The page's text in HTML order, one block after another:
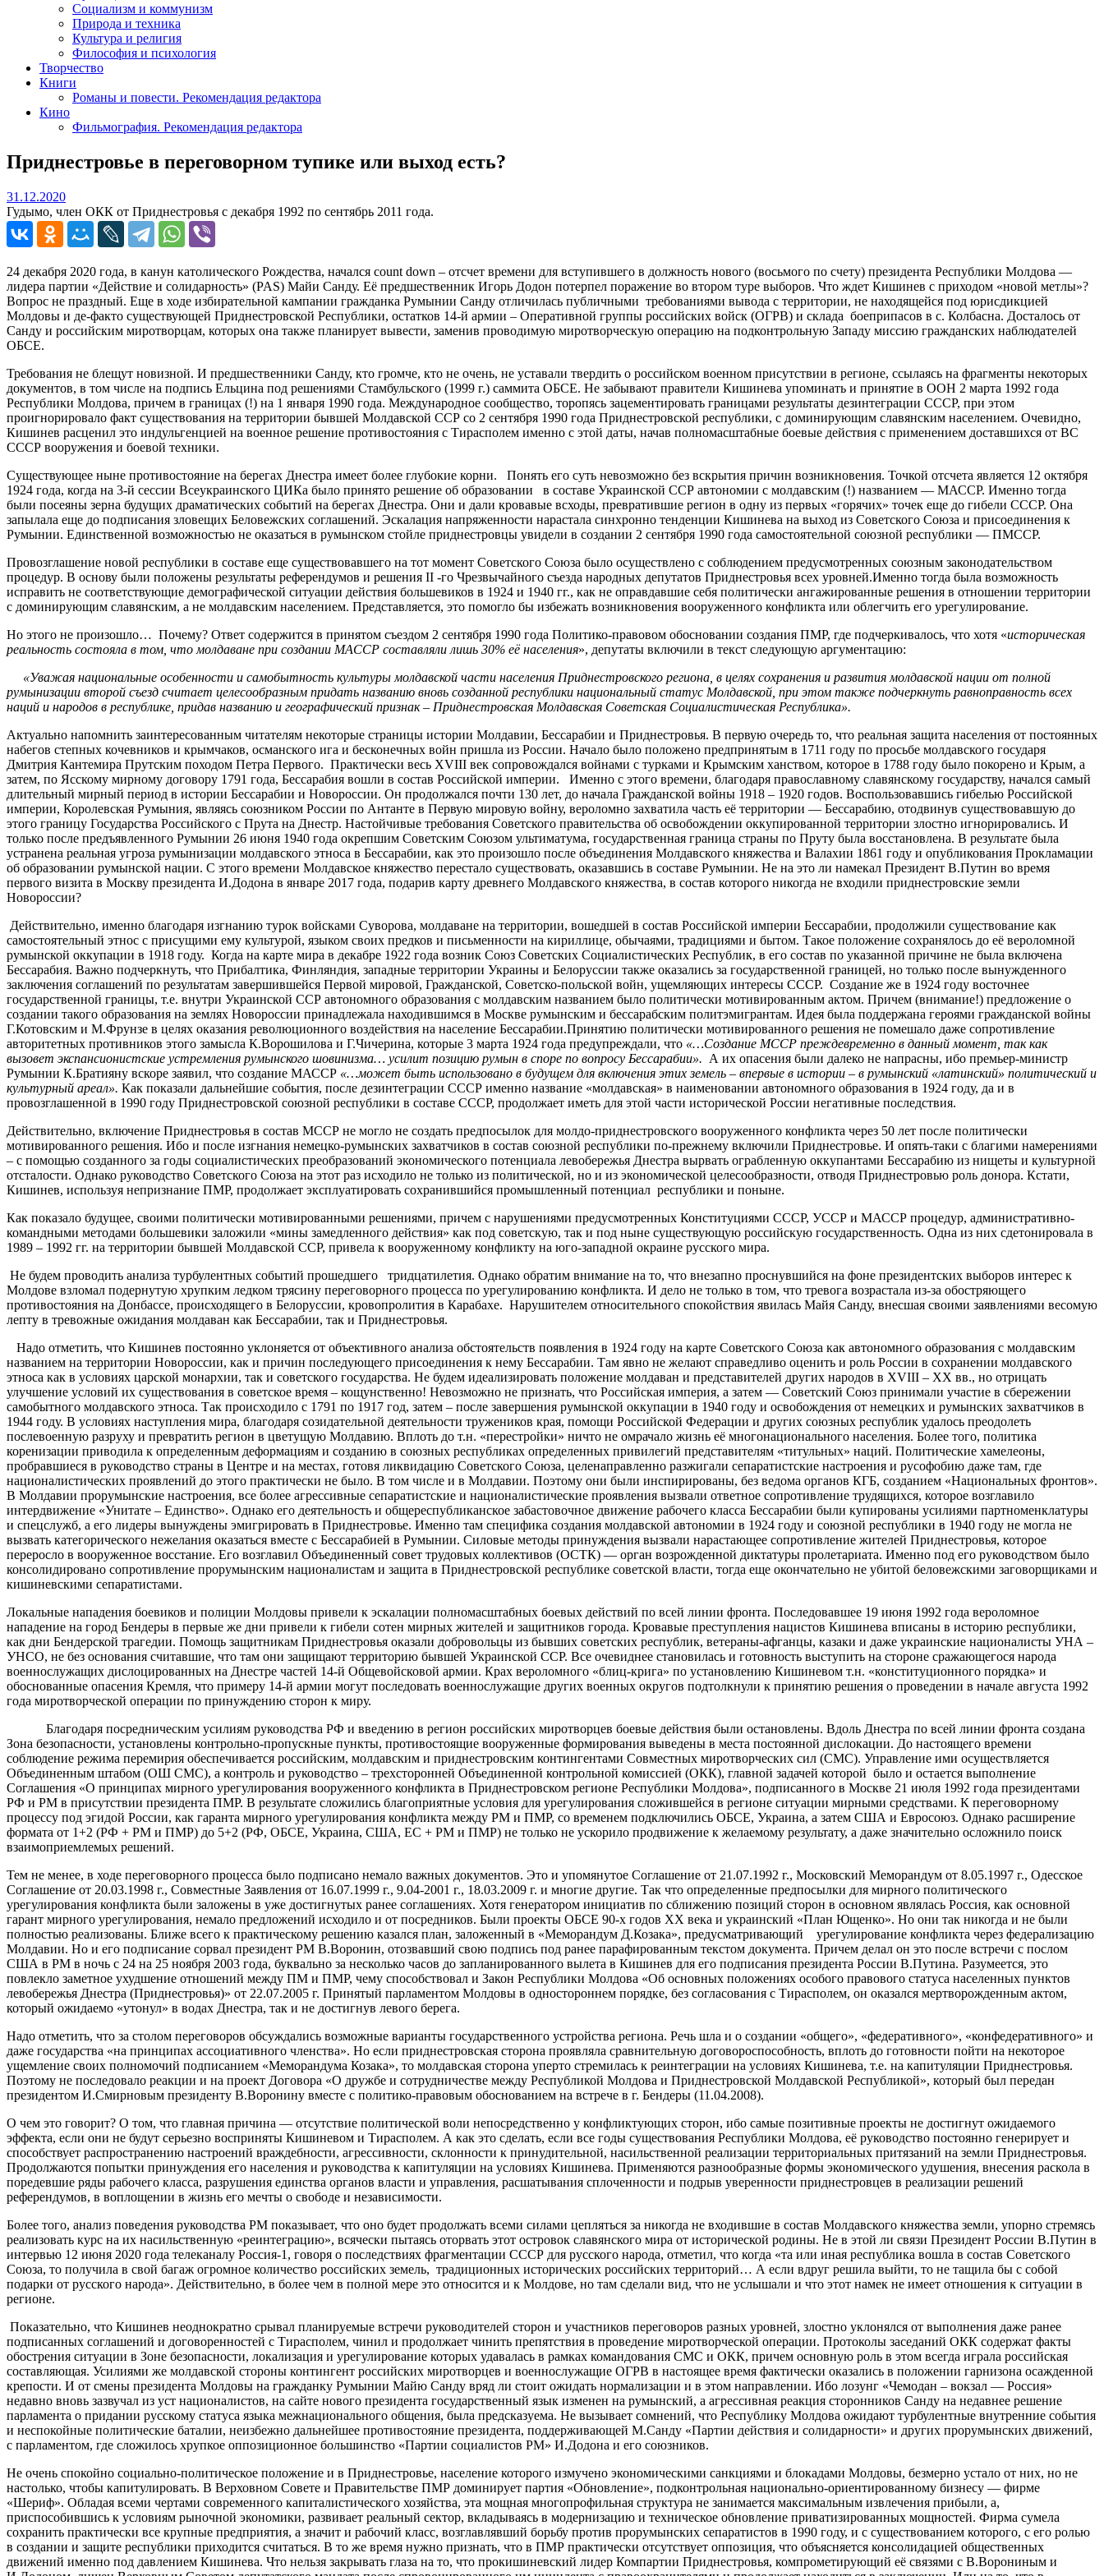
Социализм и коммунизм
Природа и техника
Культура и религия
Философия и психология
Творчество
Книги
Романы и повести. Рекомендация редактора
Кино
Фильмография. Рекомендация редактора
Приднестровье в переговорном тупике или выход есть?
31.12.202031.12.2020
Гудымо, член ОКК от Приднестровья с декабря 1992 по сентябрь 2011 года.
24 декабря 2020 года, в канун католического Рождества, начался count down – отсчет времени для вступившего в должность нового (восьмого по счету) президента Республики Молдова —
лидера партии «Действие и солидарность» (PAS) Майи Санду. Её предшественник Игорь Додон потерпел поражение во втором туре выборов. Что ждет Кишинев с приходом «новой метлы»?
Вопрос не праздный. Еще в ходе избирательной кампании гражданка Румынии Санду отличилась публичными требованиями вывода с территории, не находящейся под юрисдикцией
Молдовы и де-факто существующей Приднестровской Республики, остатков 14-й армии – Оперативной группы российских войск (ОГРВ) и склада боеприпасов в с. Колбасна. Досталось от
Санду и российским миротворцам, которых она также планирует вывести, заменив проводимую миротворческую операцию на подконтрольную Западу миссию гражданских наблюдателей
ОБСЕ.
Требования не блещут новизной. И предшественники Санду, кто громче, кто не очень, не уставали твердить о российском военном присутствии в регионе, ссылаясь на фрагменты некоторых
документов, в том числе на подпись Ельцина под решениями Стамбульского (1999 г.) саммита ОБСЕ. Не забывают правители Кишинева упоминать и принятие в ООН 2 марта 1992 года
Республики Молдова, причем в границах (!) на 1 января 1990 года. Международное сообщество, торопясь зацементировать границами результаты дезинтеграции СССР, при этом
проигнорировало факт существования на территории бывшей Молдавской ССР со 2 сентября 1990 года Приднестровской республики, с доминирующим славянским населением. Очевидно,
Кишинев расценил это индульгенцией на военное решение противостояния с Тирасполем именно с этой даты, начав полномасштабные боевые действия с применением доставшихся от ВС
СССР вооружения и боевой техники.
Существующее ныне противостояние на берегах Днестра имеет более глубокие корни. Понять его суть невозможно без вскрытия причин возникновения. Точкой отсчета является 12 октября
1924 года, когда на 3-й сессии Всеукраинского ЦИКа было принято решение об образовании в составе Украинской ССР автономии с молдавским (!) названием — МАССР. Именно тогда
были посеяны зерна будущих драматических событий на берегах Днестра. Они и дали кровавые всходы, превратившие регион в одну из первых «горячих» точек еще до гибели СССР. Она
запылала еще до подписания зловещих Беловежских соглашений. Эскалация напряженности нарастала синхронно тенденции Кишинева на выход из Советского Союза и присоединения к
Румынии. Единственной возможностью не оказаться в румынском стойле приднестровцы увидели в создании 2 сентября 1990 года самостоятельной союзной республики — ПМССР.
Провозглашение новой республики в составе еще существовавшего на тот момент Советского Союза было осуществлено с соблюдением предусмотренных союзным законодательством
процедур. В основу были положены результаты референдумов и решения II -го Чрезвычайного съезда народных депутатов Приднестровья всех уровней.Именно тогда была возможность
исправить не соответствующие демографической ситуации действия большевиков в 1924 и 1940 гг., как не оправдавшие себя политически ангажированные решения в отношении территории
с доминирующим славянским, а не молдавским населением. Представляется, это помогло бы избежать возникновения вооруженного конфликта или облегчить его урегулирование.
Но этого не произошло… Почему? Ответ содержится в принятом съездом 2 сентября 1990 года Политико-правовом обосновании создания ПМР, где подчеркивалось, что хотя «историческая
реальность состояла в том, что молдаване при создании МАССР составляли лишь 30% её населения», депутаты включили в текст следующую аргументацию:
«Уважая национальные особенности и самобытность культуры молдавской части населения Приднестровского региона, в целях сохранения и развития молдавской нации от полной
румынизации второй съезд считает целесообразным придать названию вновь созданной республики национальный статус Молдавской, при этом также подчеркнуть равноправность всех
наций и народов в республике, придав названию и географический признак – Приднестровская Молдавская Советская Социалистическая Республика».
Актуально напомнить заинтересованным читателям некоторые страницы истории Молдавии, Бессарабии и Приднестровья. В первую очередь то, что реальная защита населения от постоянных
набегов степных кочевников и крымчаков, османского ига и бесконечных войн пришла из России. Начало было положено предпринятым в 1711 году по просьбе молдавского государя
Дмитрия Кантемира Прутским походом Петра Первого. Практически весь XVIII век сопровождался войнами с турками и Крымским ханством, которое в 1788 году было покорено и Крым, а
затем, по Ясскому мирному договору 1791 года, Бессарабия вошли в состав Российской империи. Именно с этого времени, благодаря православному славянскому государству, начался самый
длительный мирный период в истории Бессарабии и Новороссии. Он продолжался почти 130 лет, до начала Гражданской войны 1918 – 1920 годов. Воспользовавшись гибелью Российской
империи, Королевская Румыния, являясь союзником России по Антанте в Первую мировую войну, вероломно захватила часть её территории — Бессарабию, отодвинув существовавшую до
этого границу Государства Российского с Прута на Днестр. Настойчивые требования Советского правительства об освобождении оккупированной территории злостно игнорировались. И
только после предъявленного Румынии 26 июня 1940 года окрепшим Советским Союзом ультиматума, государственная граница страны по Пруту была восстановлена. В результате была
устранена реальная угроза румынизации молдавского этноса в Бессарабии, как это произошло после объединения Молдавского княжества и Валахии 1861 году и опубликования Прокламации
об образовании румынской нации. С этого времени Молдавское княжество перестало существовать, оказавшись в составе Румынии. Не на это ли намекал Президент В.Путин во время
первого визита в Москву президента И.Додона в январе 2017 года, подарив карту древнего Молдавского княжества, в состав которого никогда не входили приднестровские земли
Новороссии?
Действительно, именно благодаря изгнанию турок войсками Суворова, молдаване на территории, вошедшей в состав Российской империи Бессарабии, продолжили существование как
самостоятельный этнос с присущими ему культурой, языком своих предков и письменности на кириллице, обычаями, традициями и бытом. Такое положение сохранялось до её вероломной
румынской оккупации в 1918 году. Когда на карте мира в декабре 1922 года возник Союз Советских Социалистических Республик, в его состав по указанной причине не была включена
Бессарабия. Важно подчеркнуть, что Прибалтика, Финляндия, западные территории Украины и Белоруссии также оказались за государственной границей, но только после вынужденного
заключения соглашений по результатам завершившейся Первой мировой, Гражданской, Советско-польской войн, ущемляющих интересы СССР. Создание же в 1924 году восточнее
государственной границы, т.е. внутри Украинской ССР автономного образования с молдавским названием было политически мотивированным актом. Причем (внимание!) предложение о
создании такого образования на землях Новороссии принадлежала находившимся в Москве румынским и бессарабским политэмигрантам. Идея была поддержана героями гражданской войны
Г.Котовским и М.Фрунзе в целях оказания революционного воздействия на население Бессарабии.Принятию политически мотивированного решения не помешало даже сопротивление
авторитетных противников этого замысла К.Ворошилова и Г.Чичерина, которые 3 марта 1924 года предупреждали, что «…Создание МССР преждевременно в данный момент, так как
вызовет экспансионистские устремления румынского шовинизма… усилит позицию румын в споре по вопросу Бессарабии». А их опасения были далеко не напрасны, ибо премьер-министр
Румынии К.Братияну вскоре заявил, что создание МАССР «…может быть использовано в будущем для включения этих земель – впервые в истории – в румынский «латинский» политический и
культурный ареал». Как показали дальнейшие события, после дезинтеграции СССР именно название «молдавская» в наименовании автономного образования в 1924 году, да и в
провозглашенной в 1990 году Приднестровской союзной республики в составе СССР, продолжает иметь для этой части исторической России негативные последствия.
Действительно, включение Приднестровья в состав МССР не могло не создать предпосылок для молдо-приднестровского вооруженного конфликта через 50 лет после политически
мотивированного решения. Ибо и после изгнания немецко-румынских захватчиков в состав союзной республики по-прежнему включили Приднестровье. И опять-таки с благими намерениями
– с помощью созданного за годы социалистических преобразований экономического потенциала левобережья Днестра вырвать ограбленную оккупантами Бессарабию из нищеты и культурной
отсталости. Однако руководство Советского Союза на этот раз исходило не только из политической, но и из экономической целесообразности, отводя Приднестровью роль донора. Кстати,
Кишинев, используя непризнание ПМР, продолжает эксплуатировать сохранившийся промышленный потенциал республики и поныне.
Как показало будущее, своими политически мотивированными решениями, причем с нарушениями предусмотренных Конституциями СССР, УССР и МАССР процедур, административно-
командными методами большевики заложили «мины замедленного действия» как под советскую, так и под ныне существующую российскую государственность. Одна из них сдетонировала в
1989 – 1992 гг. на территории бывшей Молдавской ССР, привела к вооруженному конфликту на юго-западной окраине русского мира.
Не будем проводить анализа турбулентных событий прошедшего тридцатилетия. Однако обратим внимание на то, что внезапно проснувшийся на фоне президентских выборов интерес к
Молдове взломал подернутую хрупким ледком трясину переговорного процесса по урегулированию конфликта. И дело не только в том, что тревога возрастала из-за обостряющего
противостояния на Донбассе, происходящего в Белоруссии, кровопролития в Карабахе. Нарушителем относительного спокойствия явилась Майя Санду, внесшая своими заявлениями весомую
лепту в тревожные ожидания молдаван как Бессарабии, так и Приднестровья.
Надо отметить, что Кишинев постоянно уклоняется от объективного анализа обстоятельств появления в 1924 году на карте Советского Союза как автономного образования с молдавским
названием на территории Новороссии, как и причин последующего присоединения к нему Бессарабии. Там явно не желают справедливо оценить и роль России в сохранении молдавского
этноса как в условиях царской монархии, так и советского государства. Не будем идеализировать положение молдаван и представителей других народов в XVIII – XX вв., но отрицать
улучшение условий их существования в советское время – кощунственно! Невозможно не признать, что Российская империя, а затем — Советский Союз принимали участие в сбережении
самобытного молдавского этноса. Так происходило с 1791 по 1917 год, затем – после завершения румынской оккупации в 1940 году и освобождения от немецких и румынских захватчиков в
1944 году. В условиях наступления мира, благодаря созидательной деятельности тружеников края, помощи Российской Федерации и других союзных республик удалось преодолеть
послевоенную разруху и превратить регион в цветущую Молдавию. Вплоть до т.н. «перестройки» ничто не омрачало жизнь её многонационального населения. Более того, политика
коренизации приводила к определенным деформациям и созданию в союзных республиках определенных привилегий представителям «титульных» наций. Политические хамелеоны,
пробравшиеся в руководство страны в Центре и на местах, готовя ликвидацию Советского Союза, целенаправленно разжигали сепаратистские настроения и русофобию даже там, где
националистических проявлений до этого практически не было. В том числе и в Молдавии. Поэтому они были инспирированы, без ведома органов КГБ, созданием «Национальных фронтов».
В Молдавии прорумынские настроения, все более агрессивные сепаратистские и националистические проявления вызвали ответное сопротивление трудящихся, которое возглавило
интердвижение «Унитате – Единство». Однако его деятельность и общереспубликанское забастовочное движение рабочего класса Бессарабии были купированы усилиями партноменклатуры
и спецслужб, а его лидеры вынуждены эмигрировать в Приднестровье. Именно там специфика создания молдавской автономии в 1924 году и союзной республики в 1940 году не могла не
вызвать категорического нежелания оказаться вместе с Бессарабией в Румынии. Силовые методы принуждения вызвали нарастающее сопротивление жителей Приднестровья, которое
переросло в вооруженное восстание. Его возглавил Объединенный совет трудовых коллективов (ОСТК) — орган возрожденной диктатуры пролетариата. Именно под его руководством было
консолидировано сопротивление прорумынским националистам и защита в Приднестровской республике советской власти, тогда еще окончательно не убитой беловежскими заговорщиками и
кишиневскими сепаратистами.
Локальные нападения боевиков и полиции Молдовы привели к эскалации полномасштабных боевых действий по всей линии фронта. Последовавшее 19 июня 1992 года вероломное
нападение на город Бендеры в первые же дни привели к гибели сотен мирных жителей и защитников города. Кровавые преступления нацистов Кишинева вписаны в историю республики,
как дни Бендерской трагедии. Помощь защитникам Приднестровья оказали добровольцы из бывших советских республик, ветераны-афганцы, казаки и даже украинские националисты УНА –
УНСО, не без основания считавшие, что там они защищают территорию бывшей Украинской ССР. Все очевиднее становилась и готовность выступить на стороне сражающегося народа
военнослужащих дислоцированных на Днестре частей 14-й Общевойсковой армии. Крах вероломного «блиц-крига» по установлению Кишиневом т.н. «конституционного порядка» и
обоснованные опасения Кремля, что примеру 14-й армии могут последовать военнослужащие других военных округов подтолкнули к принятию решения о проведении в начале августа 1992
года миротворческой операции по принуждению сторон к миру.
Благодаря посредническим усилиям руководства РФ и введению в регион российских миротворцев боевые действия были остановлены. Вдоль Днестра по всей линии фронта создана
Зона безопасности, установлены контрольно-пропускные пункты, противостоящие вооруженные формирования выведены в места постоянной дислокации. До настоящего времени
соблюдение режима перемирия обеспечивается российским, молдавским и приднестровским контингентами Совместных миротворческих сил (СМС). Управление ими осуществляется
Объединенным штабом (ОШ СМС), а контроль и руководство – трехсторонней Объединенной контрольной комиссией (ОКК), главной задачей которой было и остается выполнение
Соглашения «О принципах мирного урегулирования вооруженного конфликта в Приднестровском регионе Республики Молдова», подписанного в Москве 21 июля 1992 года президентами
РФ и РМ в присутствии президента ПМР. В результате сложились благоприятные условия для урегулирования сложившейся в регионе ситуации мирными средствами. К переговорному
процессу под эгидой России, как гаранта мирного урегулирования конфликта между РМ и ПМР, со временем подключились ОБСЕ, Украина, а затем США и Евросоюз. Однако расширение
формата от 1+2 (РФ + РМ и ПМР) до 5+2 (РФ, ОБСЕ, Украина, США, ЕС + РМ и ПМР) не только не ускорило продвижение к желаемому результату, а даже значительно осложнило поиск
взаимоприемлемых решений.
Тем не менее, в ходе переговорного процесса было подписано немало важных документов. Это и упомянутое Соглашение от 21.07.1992 г., Московский Меморандум от 8.05.1997 г., Одесское
Соглашение от 20.03.1998 г., Совместные Заявления от 16.07.1999 г., 9.04-2001 г., 18.03.2009 г. и многие другие. Так что определенные предпосылки для мирного политического
урегулирования конфликта были заложены в уже достигнутых ранее соглашениях. Хотя генератором инициатив по сближению позиций сторон в основном являлась Россия, как основной
гарант мирного урегулирования, немало предложений исходило и от посредников. Были проекты ОБСЕ 90-х годов ХХ века и украинский «План Ющенко». Но они так никогда и не были
полностью реализованы. Ближе всего к практическому решению казался план, заложенный в «Меморандум Д.Козака», предусматривающий урегулирование конфликта через федерализацию
Молдавии. Но и его подписание сорвал президент РМ В.Воронин, отозвавший свою подпись под ранее парафированным текстом документа. Причем делал он это после встречи с послом
США в РМ в ночь с 24 на 25 ноября 2003 года, буквально за несколько часов до запланированного вылета в Кишинев для его подписания президента России В.Путина. Разумеется, это
повлекло заметное ухудшение отношений между ПМ и ПМР, чему способствовал и Закон Республики Молдова «Об основных положениях особого правового статуса населенных пунктов
левобережья Днестра (Приднестровья)» от 22.07.2005 г. Принятый парламентом Молдовы в одностороннем порядке, без согласования с Тирасполем, он оказался мертворожденным актом,
который ожидаемо «утонул» в водах Днестра, так и не достигнув левого берега.
Надо отметить, что за столом переговоров обсуждались возможные варианты государственного устройства региона. Речь шла и о создании «общего», «федеративного», «конфедеративного» и
даже государства «на принципах ассоциативного членства». Но если приднестровская сторона проявляла сравнительную договороспособность, вплоть до готовности пойти на некоторое
ущемление своих полномочий подписанием «Меморандума Козака», то молдавская сторона уперто стремилась к реинтеграции на условиях Кишинева, т.е. на капитуляции Приднестровья.
Поэтому не последовало реакции и на проект Договора «О дружбе и сотрудничестве между Республикой Молдова и Приднестровской Молдавской Республикой», который был передан
президентом И.Смирновым президенту В.Воронину вместе с политико-правовым обоснованием на встрече в г. Бендеры (11.04.2008).
О чем это говорит? О том, что главная причина — отсутствие политической воли непосредственно у конфликтующих сторон, ибо самые позитивные проекты не достигнут ожидаемого
эффекта, если они не будут серьезно восприняты Кишиневом и Тирасполем. А как это сделать, если все годы существования Республики Молдова, её руководство постоянно генерирует и
способствует распространению настроений враждебности, агрессивности, склонности к принудительной, насильственной реализации территориальных притязаний на земли Приднестровья.
Продолжаются попытки принуждения его населения и руководства к капитуляции на условиях Кишинева. Применяются разнообразные формы экономического удушения, внесения раскола в
поредевшие ряды рабочего класса, разрушения единства органов власти и управления, расшатывания сплоченности и подрыв уверенности приднестровцев в реализации решений
референдумов, в воплощении в жизнь его мечты о свободе и независимости.
Более того, анализ поведения руководства РМ показывает, что оно будет продолжать всеми силами цепляться за никогда не входившие в состав Молдавского княжества земли, упорно стремясь
реализовать курс на их насильственную «реинтеграцию», всячески пытаясь оторвать этот островок славянского мира от исторической родины. Не в этой ли связи Президент России В.Путин в
интервью 12 июня 2020 года телеканалу Россия-1, говоря о последствиях фрагментации СССР для русского народа, отметил, что когда «та или иная республика вошла в состав Советского
Союза, то получила в свой багаж огромное количество российских земель, традиционных исторических российских территорий… А если вдруг решила выйти, то не тащила бы с собой
подарки от русского народа». Действительно, в более чем в полной мере это относится и к Молдове, но там сделали вид, что не услышали и что этот намек не имеет отношения к ситуации в
регионе.
Показательно, что Кишинев неоднократно срывал планируемые встречи руководителей сторон и участников переговоров разных уровней, злостно уклонялся от выполнения даже ранее
подписанных соглашений и договоренностей с Тирасполем, чинил и продолжает чинить препятствия в проведение миротворческой операции. Протоколы заседаний ОКК содержат факты
обострения ситуации в Зоне безопасности, локализация и урегулирование которых удавалась в рамках командования СМС и ОКК, причем основную роль в этом всегда играла российская
составляющая. Усилиями же молдавской стороны контингент российских миротворцев и военнослужащие ОГРВ в настоящее время фактически оказались в положении гарнизона осажденной
крепости. И от смены президента Молдовы на гражданку Румынии Майю Санду вряд ли стоит ожидать нормализации и в этом направлении. Ибо лозунг «Чемодан – вокзал — Россия»
недавно вновь зазвучал из уст националистов, на сайте нового президента государственный язык изменен на румынский, а агрессивная реакция сторонников Санду на недавнее решение
парламента о придании русскому статуса языка межнационального общения, была предсказуема. Не вызывает сомнений, что Республику Молдова ожидают турбулентные внутренние события
и неспокойные политические баталии, неизбежно дальнейшее противостояние президента, поддерживающей М.Санду «Партии действия и солидарности» и других прорумынских движений,
с парламентом, где сложилось хрупкое оппозиционное большинство «Партии социалистов РМ» И.Додона и его союзников.
Не очень спокойно социально-политическое положение и в Приднестровье, население которого измучено экономическими санкциями и блокадами Молдовы, безмерно устало от них, но не
настолько, чтобы капитулировать. В Верховном Совете и Правительстве ПМР доминирует партия «Обновление», подконтрольная национально-ориентированному бизнесу — фирме
«Шериф». Обладая всеми чертами современного капиталистического хозяйства, эта мощная многопрофильная структура не занимается максимальным извлечения прибыли, а,
приспособившись к условиям рыночной экономики, развивает реальный сектор, вкладываясь в модернизацию и техническое обновление приватизированных мощностей. Фирма сумела
сохранить практически все крупные предприятия, а значит и рабочий класс, возглавлявший борьбу против прорумынских сепаратистов в 1990 году, и с существованием которого, с его ролью
в создании и защите республики приходится считаться. В то же время нужно признать, что в ПМР практически отсутствует оппозиция, что объясняется консолидацией общественных
движений именно под давлением Кишинева. Что нельзя закрывать глаза на то, что прокишиневский лидер Компартии Приднестровья, компрометирующий её связями с В.Ворониным и